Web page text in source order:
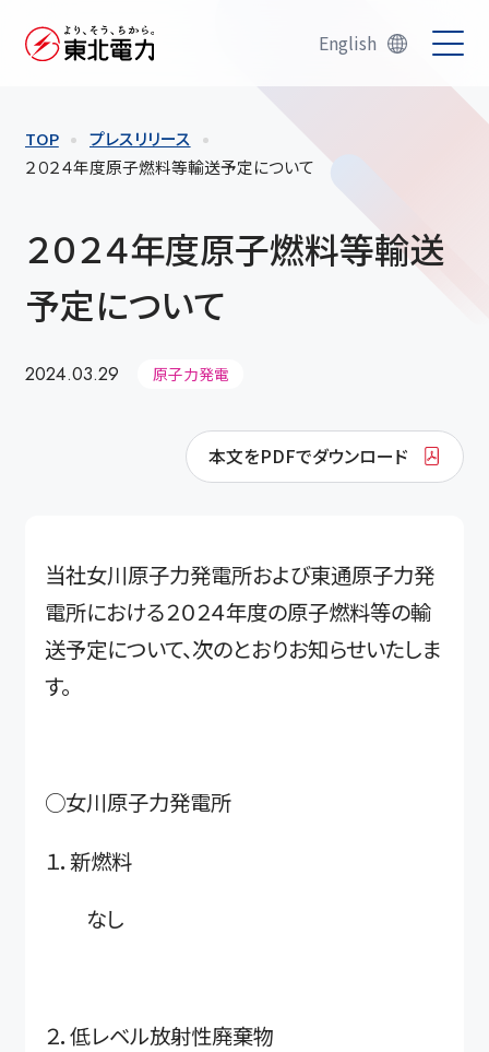
English
TOP
プレスリリース
２０２４年度原子燃料等輸送予定について
２０２４年度原子燃料等輸送
予定について
2024.03.29 原子力発電
本文をPDFでダウンロード
当社女川原子力発電所および東通原子力発
電所における２０２４年度の原子燃料等の輸
送予定について、次のとおりお知らせいたしま
す。
○女川原子力発電所
１．新燃料
なし
２．低レベル放射性廃棄物